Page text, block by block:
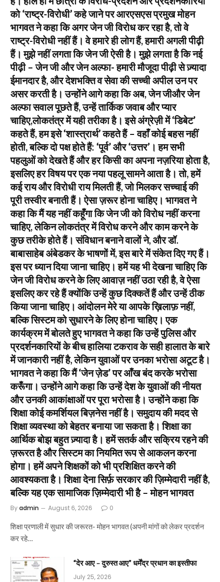
को ‘राष्ट्र-विरोधी’ कहे जाने पर आरएसएस प्रमुख मोहन
भागवत ने कहा कि अगर जेन जी विरोध कर रहा है, तो वे
राष्ट्र-विरोधी नहीं हैं। वे हमारे ही लोग हैं, हमारी अगली पीढ़ी
हैं। मुझे नहीं लगता कि जेन जी ऐसी है। मुझे लगता है कि नई
पीढ़ी – जेन जी और जेन अल्फा- हमारी मौजूदा पीढ़ी से ज़्यादा
ईमानदार है, और देशभक्ति व सेवा की सच्ची अपील उन पर
असर करती है। उन्होंने आगे कहा कि अब, जेन जीऔर जेन
अल्फा सवाल पूछते हैं, उन्हें तार्किक जवाब और प्यार
चाहिए,लोकतंत्र में यही तरीका है। इसे अंग्रेज़ी में ‘डिबेट’
कहते हैं, हम इसे ‘शास्त्रार्थ’ कहते हैं – वहाँ कोई बहस नहीं
होती, बल्कि दो पक्ष होते हैं: ‘पूर्व’ और ‘उत्तर’। हम सभी
पहलुओं को देखते हैं और हर किसी का अपना नज़रिया होता है,
इसलिए हर विषय पर एक नया पहलू सामने आता है। तो, हमें
कई राय और विरोधी राय मिलती हैं, जो मिलकर सच्चाई की
पूरी तस्वीर बनाती हैं। ऐसा ज़रूर होना चाहिए। भागवत ने
कहा कि मैं यह नहीं कहूँगा कि जेन जी को विरोध नहीं करना
चाहिए, लेकिन लोकतंत्र में विरोध करने और काम करने के
कुछ तरीके होते हैं। संविधान बनाने वालों ने, और डॉ.
बाबासाहेब अंबेडकर के भाषणों में, इस बारे में संकेत दिए गए हैं।
इस पर ध्यान दिया जाना चाहिए। हमें यह भी देखना चाहिए कि
जेन जी विरोध करने के लिए आवाज़ नहीं उठा रही है, वे ऐसा
इसलिए कर रहे हैं क्योंकि उन्हें कुछ दिक्कतें हैं और उन्हें ठीक
किया जाना चाहिए। आंदोलन मेरे या आपके ख़िलाफ़ नहीं,
बल्कि सिस्टम को सुधारने के लिए होना चाहिए। एक
कार्यक्रम में बोलते हुए भागवत ने कहा कि उन्हें पुलिस और
प्रदर्शनकारियों के बीच हालिया टकराव के सही हालात के बारे
में जानकारी नहीं है, लेकिन युवाओं पर उनका भरोसा अटूट है।
भागवत ने कहा कि मैं ‘जेन ज़ेड’ पर आँख बंद करके भरोसा
करूँगा। उन्होंने आगे कहा कि उन्हें देश के युवाओं की नीयत
और उनकी आकांक्षाओं पर पूरा भरोसा है। उन्होंने कहा कि
शिक्षा कोई कमर्शियल बिज़नेस नहीं है। समुदाय की मदद से
शिक्षा व्यवस्था को बेहतर बनाया जा सकता है। शिक्षा का
आर्थिक बोझ बहुत ज़्यादा है। हमें सतर्क और सक्रिय रहने की
ज़रूरत है और सिस्टम का नियमित रूप से आकलन करना
होगा। हमें अपने शिक्षकों को भी प्रशिक्षित करने की
आवश्यकता है। शिक्षा देना सिर्फ़ सरकार की ज़िम्मेदारी नहीं है,
बल्कि यह एक सामाजिक ज़िम्मेदारी भी है – मोहन भागवत
Byadmin August 6, 2026 0
शिक्षा प्रणाली में सुधार की जरूरत- मोहन भागवत (अपनी मांगों को लेकर प्रदर्शन
कर रहे…
“देर आए – दुरुस्त आए” धर्मेंद्र प्रधान का इस्तीफा
July 25, 2026